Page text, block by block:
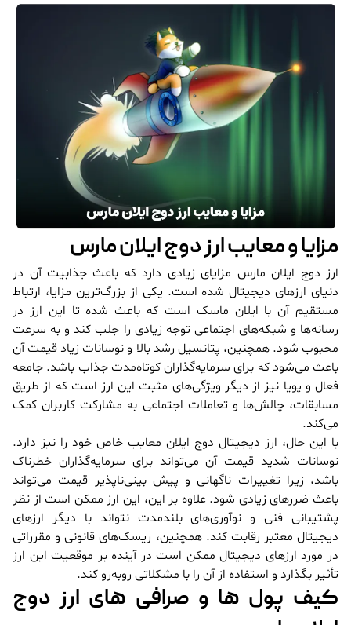
مزایا و معایب ارز دوج ایلان مارس
ارز دوج ایلان مارس مزایای زیادی دارد که باعث جذابیت آن در
دنیای ارزهای دیجیتال شده است. یکی از بزرگ‌ترین مزایا، ارتباط
مستقیم آن با ایلان ماسک است که باعث شده تا این ارز در
رسانه‌ها و شبکه‌های اجتماعی توجه زیادی را جلب کند و به سرعت
محبوب شود. همچنین، پتانسیل رشد بالا و نوسانات زیاد قیمت آن
باعث می‌شود که برای سرمایه‌گذاران کوتاه‌مدت جذاب باشد. جامعه
فعال و پویا نیز از دیگر ویژگی‌های مثبت این ارز است که از طریق
مسابقات، چالش‌ها و تعاملات اجتماعی به مشارکت کاربران کمک
می‌کند.
با این حال، ارز دیجیتال دوج ایلان معایب خاص خود را نیز دارد.
نوسانات شدید قیمت آن می‌تواند برای سرمایه‌گذاران خطرناک
باشد، زیرا تغییرات ناگهانی و پیش بینی‌ناپذیر قیمت می‌تواند
باعث ضررهای زیادی شود. علاوه بر این، این ارز ممکن است از نظر
پشتیبانی فنی و نوآوری‌های بلندمدت نتواند با دیگر ارزهای
دیجیتال معتبر رقابت کند. همچنین، ریسک‌های قانونی و مقرراتی
در مورد ارزهای دیجیتال ممکن است در آینده بر موقعیت این ارز
تأثیر بگذارد و استفاده از آن را با مشکلاتی روبه‌رو کند.
کیف پول ها و صرافی های ارز دوج